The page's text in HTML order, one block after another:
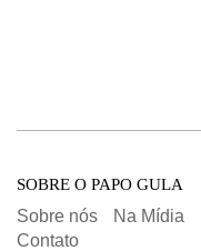
SOBRE O PAPO GULA
Sobre nós Na Mídia
Contato